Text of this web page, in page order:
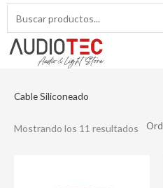
contenido
Cable Siliconeado
Mostrando los 11 resultados